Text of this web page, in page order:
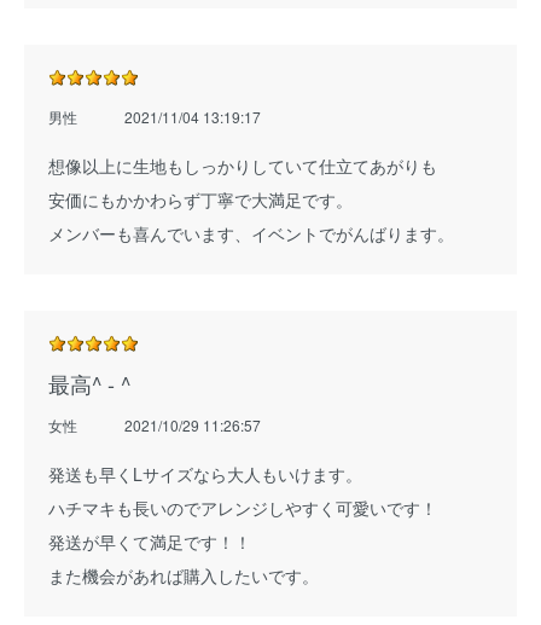
男性 2021/11/04 13:19:17
想像以上に生地もしっかりしていて仕立てあがりも
安価にもかかわらず丁寧で大満足です。
メンバーも喜んでいます、イベントでがんばります。
最高^ - ^
女性 2021/10/29 11:26:57
発送も早くLサイズなら大人もいけます。
ハチマキも長いのでアレンジしやすく可愛いです！
発送が早くて満足です！！
また機会があれば購入したいです。